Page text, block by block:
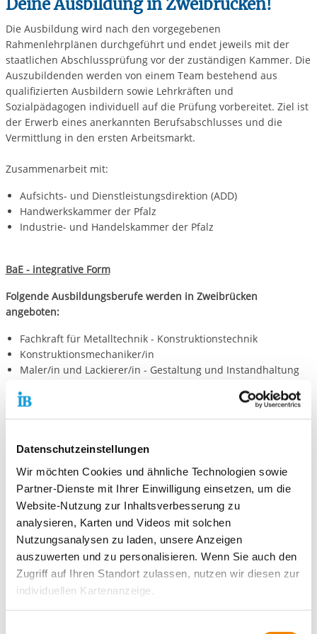
Datenschutzeinstellungen
Wir möchten Cookies und ähnliche Technologien sowie
Partner-Dienste mit Ihrer Einwilligung einsetzen, um die
Website-Nutzung zur Inhaltsverbesserung zu
analysieren, Karten und Videos mit solchen
Nutzungsanalysen zu laden, unsere Anzeigen
auszuwerten und zu personalisieren. Wenn Sie auch den
Zugriff auf Ihren Standort zulassen, nutzen wir diesen zur
individuellen Kartenanzeige.
Deine Ausbildung in Zweibrücken!
Die Ausbildung wird nach den vorgegebenen
Rahmenlehrplänen durchgeführt und endet jeweils mit der
staatlichen Abschlussprüfung vor der zuständigen Kammer. Die
Auszubildenden werden von einem Team bestehend aus
qualifizierten Ausbildern sowie Lehrkräften und
Sozialpädagogen individuell auf die Prüfung vorbereitet. Ziel ist
der Erwerb eines anerkannten Berufsabschlusses und die
Vermittlung in den ersten Arbeitsmarkt.
Zusammenarbeit mit:
Aufsichts- und Dienstleistungsdirektion (ADD)
Handwerkskammer der Pfalz
Industrie- und Handelskammer der Pfalz
BaE - integrative Form
Folgende Ausbildungsberufe werden in Zweibrücken
angeboten:
Fachkraft für Metalltechnik - Konstruktionstechnik
Konstruktionsmechaniker/in
Maler/in und Lackierer/in - Gestaltung und Instandhaltung
Koch/Köchin
Zuweisung:
Die Zuweisung zu den einzelnen Ausbildungen erfolgt bei der
integrativen Form ausschließlich über die Berufsberater/innen
bzw. Ansprechpartner/innen der Agentur für Arbeit in
Zweibrücken und des Jobcenters.
Besonderheit:
Während der gesamten Dauer der Ausbildung erfolgt eine
kontinuierliche sozialpädagogische Betreuung durch die